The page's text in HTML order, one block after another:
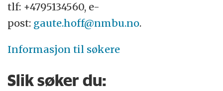
tlf: +4795134560, e-
post: gaute.hoff@nmbu.no.
Informasjon til søkere
Slik søker du: